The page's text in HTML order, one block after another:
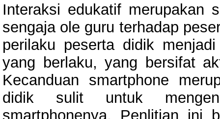
Interaksi edukatif merupakan
sengaja ole guru terhadap
perilaku peserta didik
yang berlaku, yang bersifat
Kecanduan smartphone
didik sulit untuk
smartphonenya. Penlitian ini